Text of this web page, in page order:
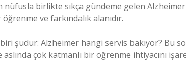
birlikte sıkça gündeme gelen Alzheimer
ve farkındalık alanıdır.
şudur: Alzheimer hangi servis bakıyor? Bu
çok katmanlı bir öğrenme ihtiyacını